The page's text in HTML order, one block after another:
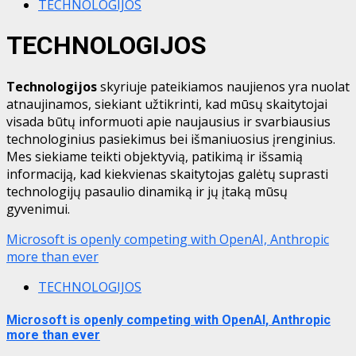
TECHNOLOGIJOS
TECHNOLOGIJOS
Technologijosskyriuje pateikiamos naujienos yra nuolat
atnaujinamos, siekiant užtikrinti, kad mūsų skaitytojai
visada būtų informuoti apie naujausius ir svarbiausius
technologinius pasiekimus bei išmaniuosius įrenginius.
Mes siekiame teikti objektyvią, patikimą ir išsamią
informaciją, kad kiekvienas skaitytojas galėtų suprasti
technologijų pasaulio dinamiką ir jų įtaką mūsų
gyvenimui.
Microsoft is openly competing with OpenAI, Anthropic
more than ever
TECHNOLOGIJOS
Microsoft is openly competing with OpenAI, Anthropic
more than ever